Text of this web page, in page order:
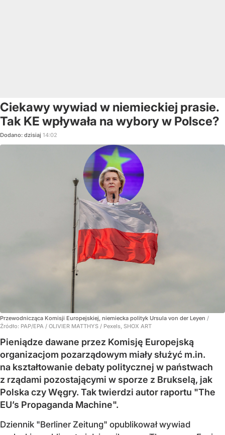
Ciekawy wywiad w niemieckiej prasie.
Tak KE wpływała na wybory w Polsce?
Dodano: dzisiaj 14:02
Przewodnicząca Komisji Europejskiej, niemiecka polityk Ursula von der Leyen /
Źródło: PAP/EPA / OLIVIER MATTHYS / Pexels, SHOX ART
Pieniądze dawane przez Komisję Europejską
organizacjom pozarządowym miały służyć m.in.
na kształtowanie debaty politycznej w państwach
z rządami pozostającymi w sporze z Brukselą, jak
Polska czy Węgry. Tak twierdzi autor raportu "The
EU’s Propaganda Machine".
Dziennik "Berliner Zeitung" opublikował wywiad